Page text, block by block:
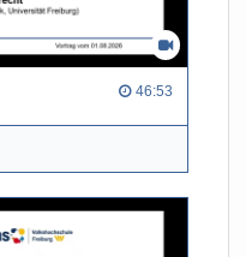
46:53